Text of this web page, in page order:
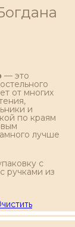
— это
от многих
и
по краям
лучше
с
ручками из